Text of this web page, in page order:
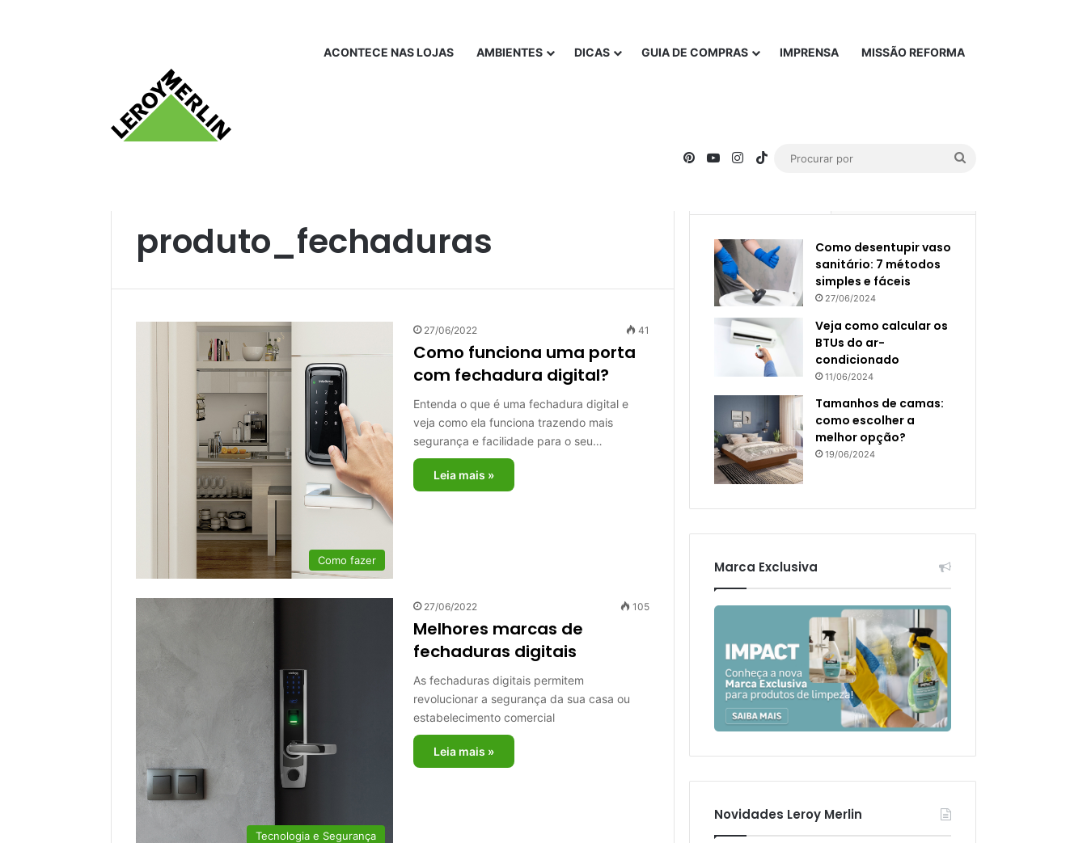
ACONTECE NAS LOJAS AMBIENTES DICAS GUIA DE COMPRAS IMPRENSA MISSÃO REFORMA
PinterestYouTubeInstagram
TikTok
produto_fechaduras
Como fazer
27/06/2022 41
Como funciona uma porta
com fechadura digital?
Entenda o que é uma fechadura digital e
veja como ela funciona trazendo mais
segurança e facilidade para o seu…
Leia mais »
Tecnologia e Segurança
27/06/2022 105
Melhores marcas de
fechaduras digitais
As fechaduras digitais permitem
revolucionar a segurança da sua casa ou
estabelecimento comercial
Leia mais »
Como desentupir vaso
sanitário: 7 métodos
simples e fáceis
27/06/2024
Veja como calcular os
BTUs do ar-
condicionado
11/06/2024
Tamanhos de camas:
como escolher a
melhor opção?
19/06/2024
Marca Exclusiva
Novidades Leroy Merlin